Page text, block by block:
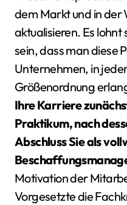
dem Markt und in der
aktualisieren. Es
sein, dass man diese
Unternehmen, in
Größenordnung
Ihre Karriere
Praktikum, nach
Abschluss Sie als
Motivation der
Vorgesetzte die